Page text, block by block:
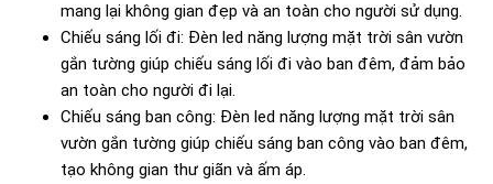
mang lại không gian đẹp và an toàn cho người sử dụng.
Chiếu sáng lối đi: Đèn led năng lượng mặt trời sân vườn
gắn tường giúp chiếu sáng lối đi vào ban đêm, đảm bảo
an toàn cho người đi lại.
Chiếu sáng ban công: Đèn led năng lượng mặt trời sân
vườn gắn tường giúp chiếu sáng ban công vào ban đêm,
tạo không gian thư giãn và ấm áp.